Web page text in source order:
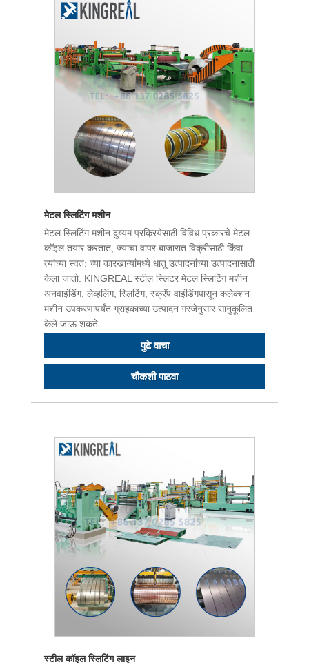
मेटल स्लिटिंग मशीन
मेटल स्लिटिंग मशीन दुय्यम प्रक्रियेसाठी विविध प्रकारचे मेटल
कॉइल तयार करतात, ज्याचा वापर बाजारात विक्रीसाठी किंवा
त्यांच्या स्वत: च्या कारखान्यांमध्ये धातू उत्पादनांच्या उत्पादनासाठी
केला जातो. KINGREAL स्टील स्लिटर मेटल स्लिटिंग मशीन
अनवाइंडिंग, लेव्हलिंग, स्लिटिंग, स्क्रॅप वाइंडिंगपासून कलेक्शन
मशीन उपकरणापर्यंत ग्राहकाच्या उत्पादन गरजेनुसार सानुकूलित
केले जाऊ शकते.
पुढे वाचा
चौकशी पाठवा
स्टील कॉइल स्लिटिंग लाइन